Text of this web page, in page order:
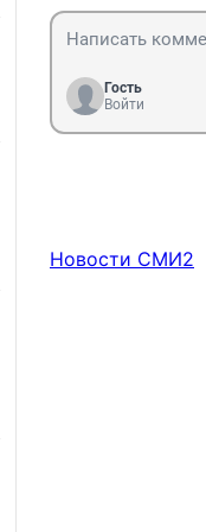
Гость
Войти
Новости СМИ2